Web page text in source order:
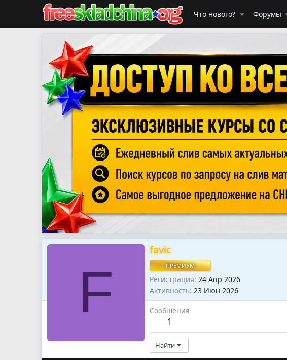
Что нового? Форумы
F
favic
ПРЕМИУМ
Регистрация 24 Апр 2026
Активность 23 Июн 2026
Сообщения
1
Найти